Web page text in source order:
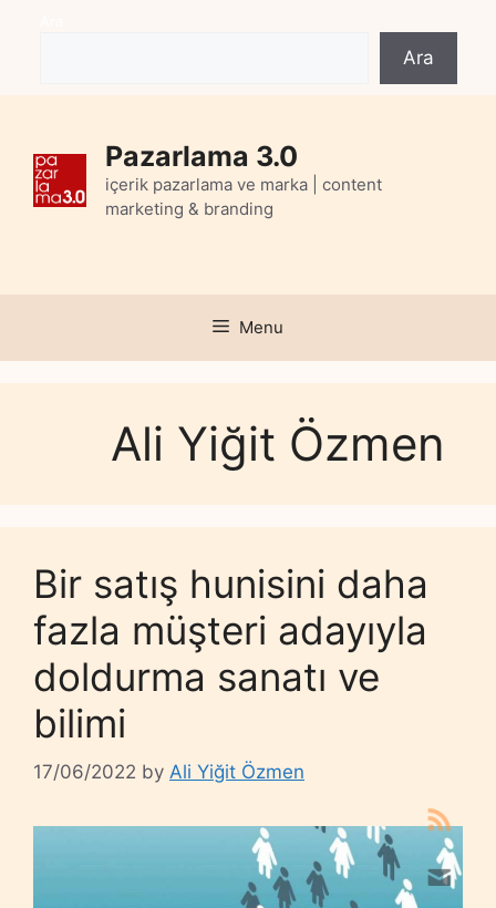
Ara
Pazarlama 3.0
içerik pazarlama ve marka | content
marketing & branding
Menu
Ali Yiğit Özmen
Bir satış hunisini daha
fazla müşteri adayıyla
doldurma sanatı ve
bilimi
17/06/2022 by Ali Yiğit Özmen